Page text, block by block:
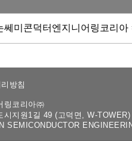
쎄미콘덕터엔지니어링코리
방침
링코리아㈜
시지원1길 49 (고덕면, W-
SEMICONDUCTOR